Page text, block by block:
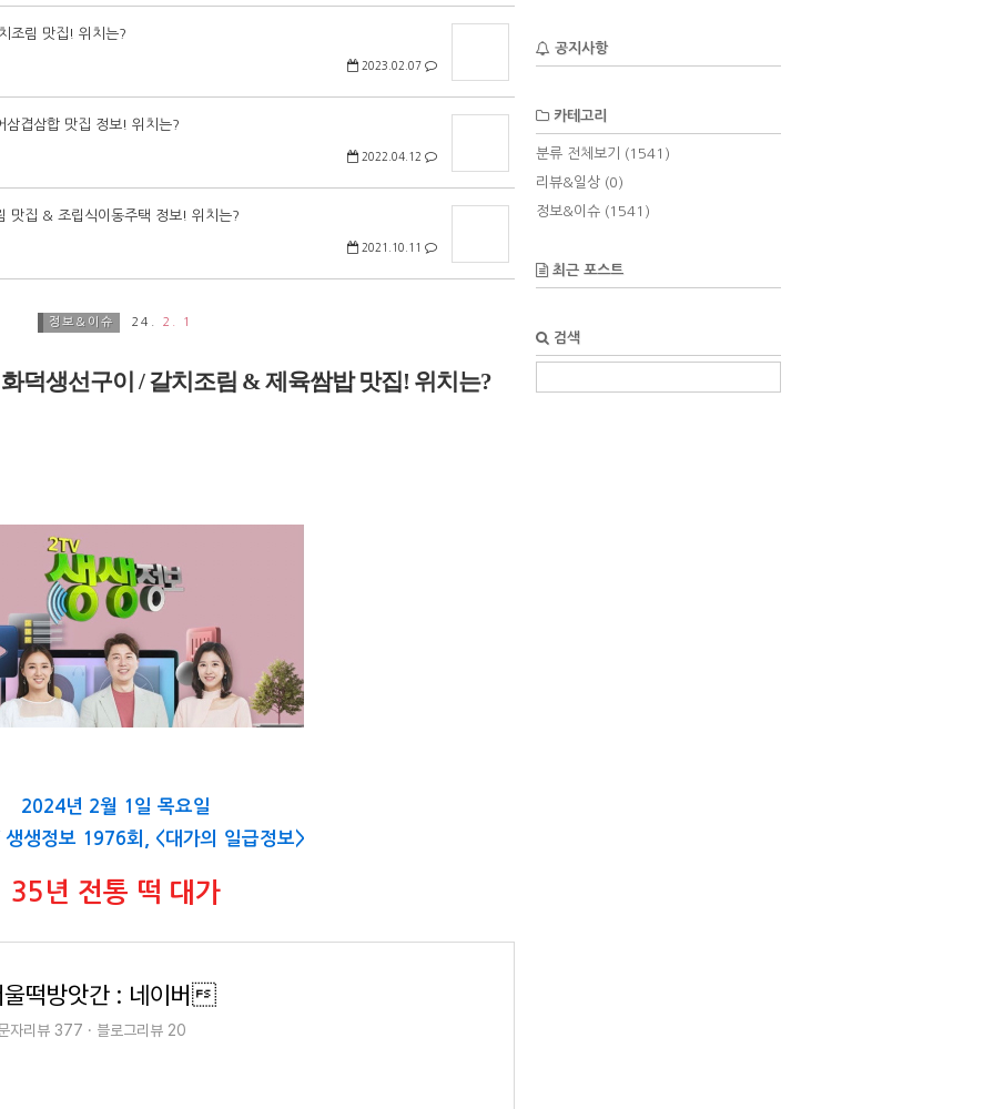
조림 맛집! 위치는?
2023.02.07
겹삼합 맛집 정보! 위치는?
2022.04.12
집 & 조립식이동주택 정보! 위치는?
2021.10.11
정보&이슈 24. 2. 1
덕생선구이 / 갈치조림 & 제육쌈밥 맛집! 위치는?
2024년 2월 1일 목요일
생생정보 1976회, <대가의 일급정보>
35년 전통 떡 대가
울떡방앗간 : 네이버
자리뷰 377 · 블로그리뷰 20
공지사항
카테고리
분류 전체보기 (1541)
리뷰&일상 (0)
정보&이슈 (1541)
최근 포스트
검색